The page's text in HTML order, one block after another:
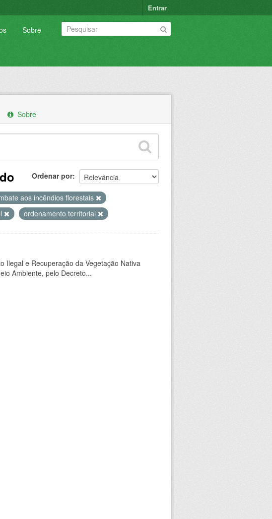
Entrar
Sobre
Sobre
Ordenar por
aos incêndios florestais
ordenamento territorial
Ilegal e Recuperação da Vegetação Nativa
Ambiente, pelo Decreto...